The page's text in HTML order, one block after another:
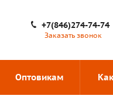
+7(846)274-74-74
Заказать звонок
Оптовикам